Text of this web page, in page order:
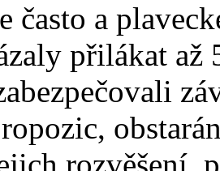
často a
přilákat až